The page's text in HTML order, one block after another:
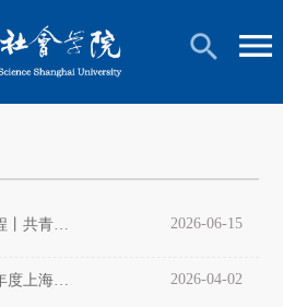
以青春之名，续奋进之程丨共青团上海大学社会学院研究生第十一次代表大会暨上海大学社会学院第十一次研究生代表大会圆满召开 2026-06-15
社会学院关于开展2025年度上海大学百名优秀团员、上海大学五四红旗团支部评选工作的通知 2026-04-02